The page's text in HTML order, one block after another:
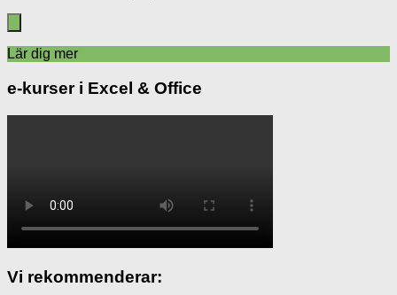
Lär dig mer
e-kurser i Excel & Office
Vi rekommenderar: